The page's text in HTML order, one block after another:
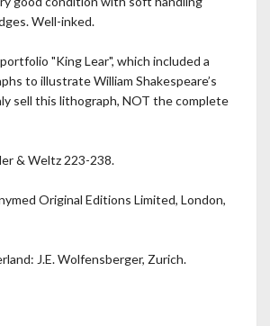
Well-inked.
"King Lear", which included a
to illustrate William Shakespeare’s
sell this lithograph, NOT the complete
& Weltz 223-238.
Original Editions Limited, London,
J.E. Wolfensberger, Zurich.